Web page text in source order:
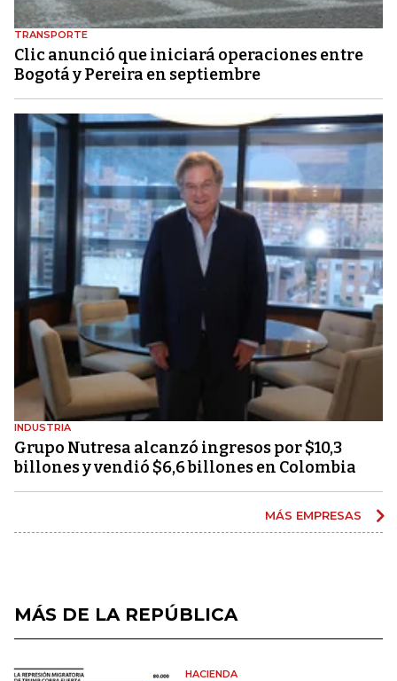
TRANSPORTE
Clic anunció que iniciará operaciones entre
Bogotá y Pereira en septiembre
INDUSTRIA
Grupo Nutresa alcanzó ingresos por $10,3
billones y vendió $6,6 billones en Colombia
MÁS EMPRESAS
MÁS DE LA REPÚBLICA
HACIENDA